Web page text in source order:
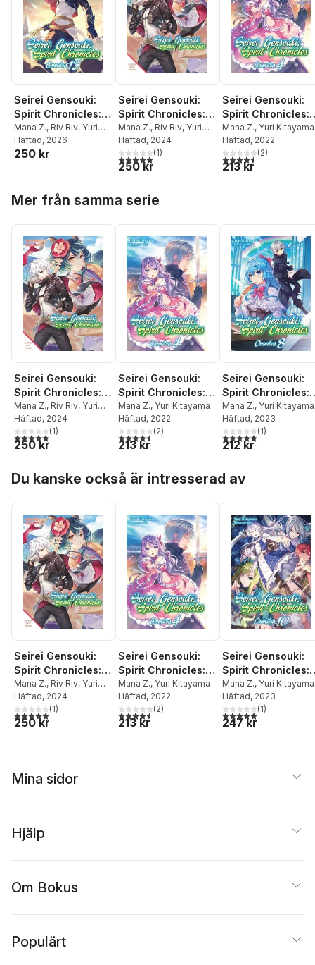
Seirei Gensouki:
Spirit Chronicles:
Omnibus 13 (Light
Novel)
Mana Z., Riv Riv, Yuri
Kitayama
Häftad, 2026
250 kr
Seirei Gensouki:
Spirit Chronicles:
Omnibus 11 (Light
Novel)
Mana Z., Riv Riv, Yuri
Kitayama
Häftad, 2024
5,0utav 5 stjärnor. Totalt antal röster:
(1)
250 kr
Seirei Gensouki:
Spirit Chronicles:
Omnibus 4 (Light
Novel)
Mana Z., Yuri Kitayama
Häftad, 2022
4,5utav 5 stjärnor.
(2)
213 kr
Mer från samma serie
Seirei Gensouki:
Spirit Chronicles:
Omnibus 11 (Light
Novel)
Mana Z., Riv Riv, Yuri
Kitayama
Häftad, 2024
5,0utav 5 stjärnor. Totalt antal röster:
(1)
250 kr
Seirei Gensouki:
Spirit Chronicles:
Omnibus 4 (Light
Novel)
Mana Z., Yuri Kitayama
Häftad, 2022
4,5utav 5 stjärnor. Totalt antal röster:
(2)
213 kr
Seirei Gensouki:
Spirit Chronicles:
Omnibus 8 (Light
Novel)
Mana Z., Yuri Kitayama
Häftad, 2023
5,0utav 5 stjärnor.
(1)
212 kr
Du kanske också är intresserad av
Seirei Gensouki:
Spirit Chronicles:
Omnibus 11 (Light
Novel)
Mana Z., Riv Riv, Yuri
Kitayama
Häftad, 2024
5,0utav 5 stjärnor. Totalt antal röster:
(1)
250 kr
Seirei Gensouki:
Spirit Chronicles:
Omnibus 4 (Light
Novel)
Mana Z., Yuri Kitayama
Häftad, 2022
4,5utav 5 stjärnor. Totalt antal röster:
(2)
213 kr
Seirei Gensouki:
Spirit Chronicles:
Omnibus 10 (Light
Novel)
Mana Z., Yuri Kitayama
Häftad, 2023
5,0utav 5 stjärnor.
(1)
247 kr
Mina sidor
Hjälp
Om Bokus
Populärt